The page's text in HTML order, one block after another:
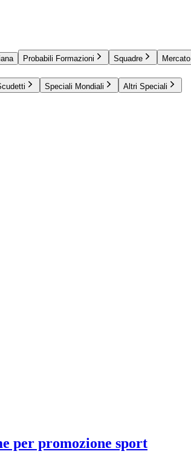
Probabili Formazioni Squadre Mercato
Speciali Mondiali Altri Speciali
per promozione sport